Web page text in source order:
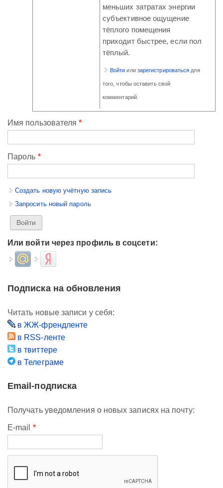
меньших затратах энергии
субъективное ощущение
тёплого помещения
приходит быстрее, если пол
тёплый.
Войти или зарегистрироваться для
того, чтобы оставить свой
комментарий.
Имя пользователя*
Пароль *
Создать новую учётную запись
Запросить новый пароль
Или войти через профиль в соцсети:
Login with Mail.ruLogin with Яндекс
Подписка на обновления
Читать новые записи у себя:
в ЖЖ-френдленте
в RSS-ленте
в твиттере
в Телеграме
Email-подписка
Получать уведомления о новых записях на почту:
E-mail *